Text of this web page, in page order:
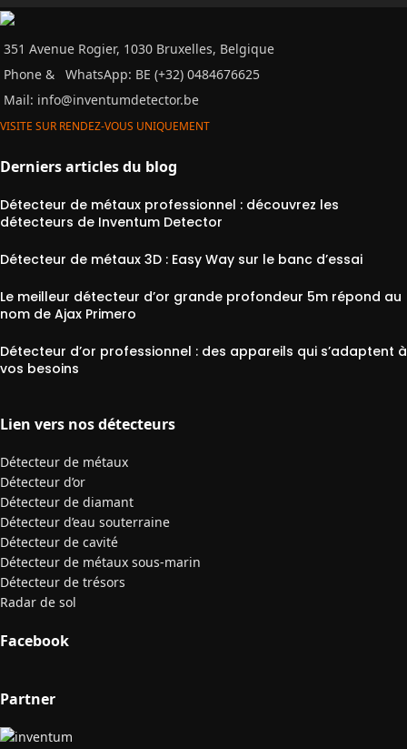
351 Avenue Rogier, 1030 Bruxelles, Belgique
Phone &
WhatsApp: BE (+32) 0484676625
Mail: info@inventumdetector.be
VISITE SUR RENDEZ-VOUS UNIQUEMENT
Derniers articles du blog
Détecteur de métaux professionnel : découvrez les
détecteurs de Inventum Detector
Détecteur de métaux 3D : Easy Way sur le banc d’essai
Le meilleur détecteur d’or grande profondeur 5m répond au
nom de Ajax Primero
Détecteur d’or professionnel : des appareils qui s’adaptent à
vos besoins
Lien vers nos détecteurs
Détecteur de métaux
Détecteur d’or
Détecteur de diamant
Détecteur d’eau souterraine
Détecteur de cavité
Détecteur de métaux sous-marin
Détecteur de trésors
Radar de sol
Facebook
Partner